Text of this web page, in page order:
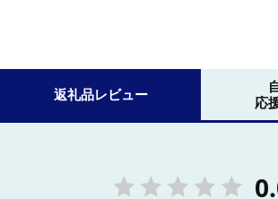
返礼品レビュー
応